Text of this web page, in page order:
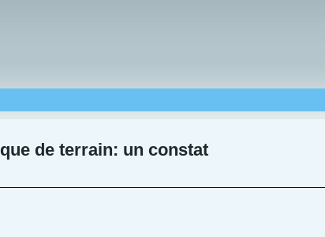
de terrain: un constat